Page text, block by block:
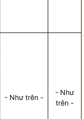
- Như trên -
- Như
trên -